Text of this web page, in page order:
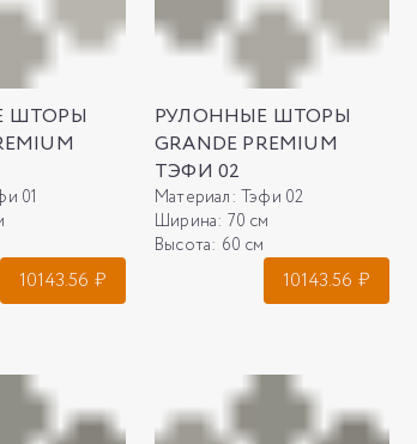
ШТОРЫ
01
10143.56 ₽
РУЛОННЫЕ ШТОРЫ
GRANDE PREMIUM
ТЭФИ 02
Материал: Тэфи 02
Ширина: 70 см
Высота: 60 см
10143.56 ₽